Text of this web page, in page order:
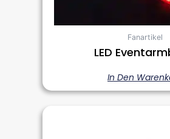
Fanartikel
LED
In Den